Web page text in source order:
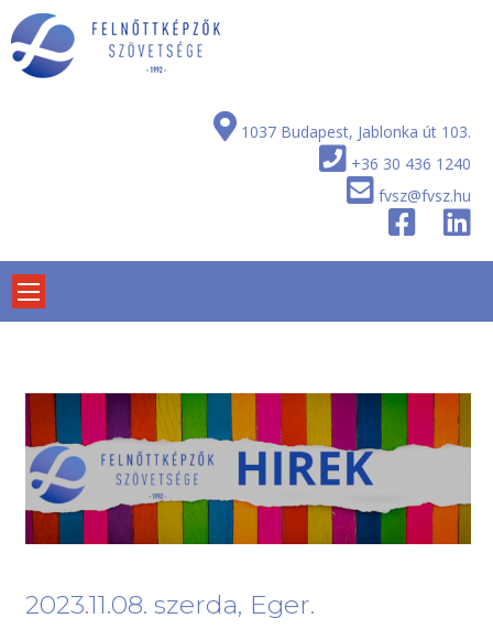
Skip
to
content
1037 Budapest, Jablonka út 103.
+36 30 436 1240
fvsz@fvsz.hu
2023.11.08. szerda, Eger.